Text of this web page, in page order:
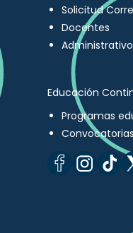
Solicitud
Docentes
Educación
Programas
Convocatorias